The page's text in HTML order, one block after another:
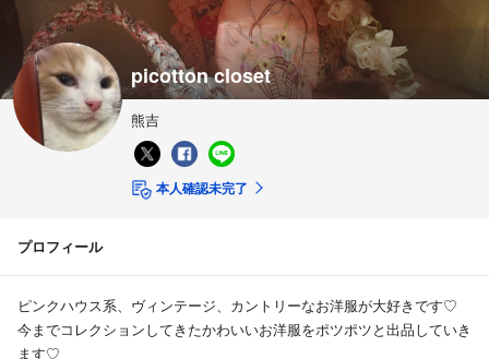
picotton closet
熊吉
本人確認未完了
プロフィール
ピンクハウス系、ヴィンテージ、カントリーなお洋服が大好きです♡
今までコレクションしてきたかわいいお洋服をポツポツと出品していき
ます♡